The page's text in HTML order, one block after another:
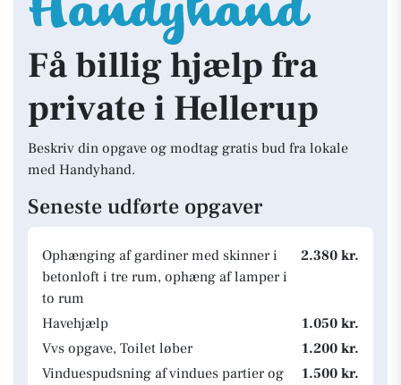
Få billig hjælp fra
private i Hellerup
Beskriv din opgave og modtag gratis bud fra lokale
med Handyhand.
Seneste udførte opgaver
Ophænging af gardiner med skinner i
betonloft i tre rum, ophæng af lamper i
to rum
2.380 kr.
Havehjælp
1.050 kr.
Vvs opgave, Toilet løber
1.200 kr.
Vinduespudsning af vindues partier og
1.500 kr.